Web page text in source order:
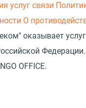
услуг связи
О
оказывает
Федерации.
OFFICE.